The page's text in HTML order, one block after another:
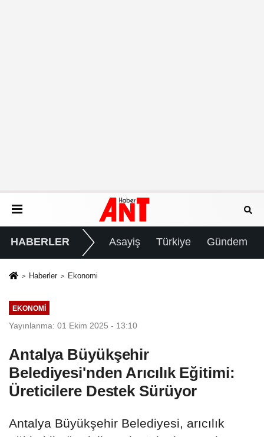
HABERLER Asayiş Türkiye Gündem
Haberler Ekonomi
EKONOMI
Yayınlanma: 01 Ekim 2025 - 13:10
Antalya Büyükşehir
Belediyesi'nden Arıcılık Eğitimi:
Üreticilere Destek Sürüyor
Antalya Büyükşehir Belediyesi, arıcılık